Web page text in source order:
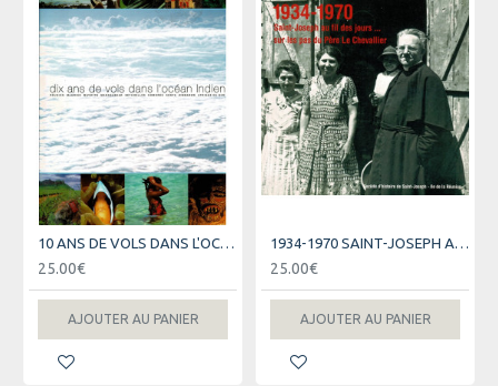
10 ANS DE VOLS DANS L'OCEAN INDIEN - AIR AUSTRAL
25.00€
AJOUTER AU PANIER
1934-1970 SAINT-JOSEPH AU FIL DES JOURS
25.00€
AJOUTER AU PANIER